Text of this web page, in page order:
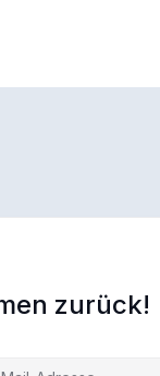
zurück!